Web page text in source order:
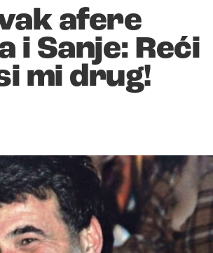
afere
i Sanje: Reći
mi drug!